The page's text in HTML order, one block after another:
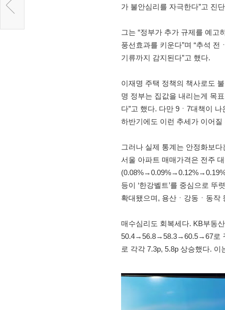
가 불안심리를 자극한다”고 진
그는 “정부가 추가 규제를 예고
풍선효과를 키운다”며 “추석
기류까지 감지된다”고 했다.
이재명 주택 정책의 책사로도
명 정부는 집값을 내리는게 목
다”고 했다. 다만 9ㆍ7대책이
하반기에도 이런 추세가 이어
그러나 실제 통계는 안정화보
서울 아파트 매매가격은 전주
등이 ‘한강벨트’를 중심으로 뚜
확대됐으며, 용산ㆍ강동ㆍ동작
매수심리도 회복세다. KB부동
50.4→56.8→58.3→60.5→67로
로 각각 7.3p, 5.8p 상승했다.